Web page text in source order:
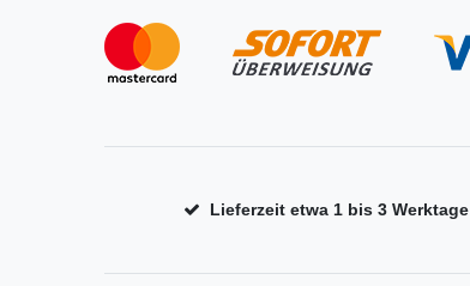
Lieferzeit etwa 1 bis 3 Werktage